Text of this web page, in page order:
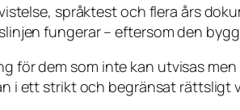
språktest och flera års
fungerar – eftersom den
för dem som inte kan utvisas
i ett strikt och begränsat rättsligt